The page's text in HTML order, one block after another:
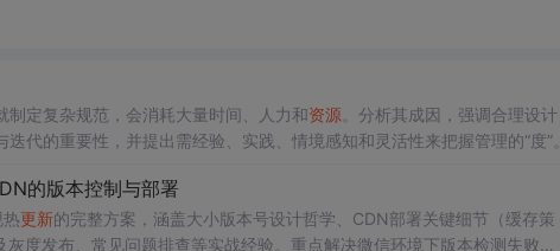
定复杂规范，会消耗大量时间、人力和资源。分析其成因，强调合理设计
代的重要性，并提出需经验、实践、情境感知和灵活性来把握管理的“度”。
的版本控制与部署
更新的完整方案，涵盖大小版本号设计哲学、CDN部署关键细节（缓存策
灰度发布、常见问题排查等实战经验。重点解决微信环境下版本检测失败、